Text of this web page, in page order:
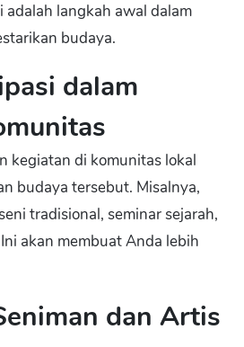
adalah langkah awal dalam
budaya.
dalam
kegiatan di komunitas lokal
budaya tersebut. Misalnya,
tradisional, seminar sejarah,
akan membuat Anda lebih
dan Artis